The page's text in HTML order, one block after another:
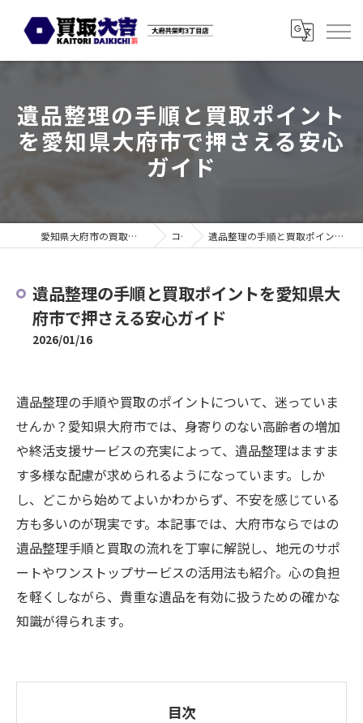
遺品整理の手順と買取ポイント
を愛知県大府市で押さえる安心
ガイド
愛知県大府市の買取なら買取大吉 大府共栄町3丁目店 コラム 遺品整理の手順と買取ポイントを愛知県大府市で押さえる安心ガイド
遺品整理の手順と買取ポイントを愛知県大
府市で押さえる安心ガイド
2026/01/16
遺品整理の手順や買取のポイントについて、迷っていま
せんか？愛知県大府市では、身寄りのない高齢者の増加
や終活支援サービスの充実によって、遺品整理はますま
す多様な配慮が求められるようになっています。しか
し、どこから始めてよいかわからず、不安を感じている
方も多いのが現実です。本記事では、大府市ならではの
遺品整理手順と買取の流れを丁寧に解説し、地元のサポ
ートやワンストップサービスの活用法も紹介。心の負担
を軽くしながら、貴重な遺品を有効に扱うための確かな
知識が得られます。
目次